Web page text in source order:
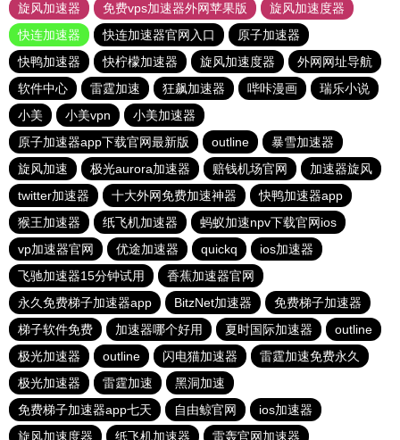
旋风加速器
免费vps加速器外网苹果版
旋风加速度器
快连加速器
快连加速器官网入口
原子加速器
快鸭加速器
快柠檬加速器 旋风加速度器
外网网址导航
软件中心
雷霆加速 狂飙加速器 哔咔漫画
瑞乐小说
小美
小美vpn
小美加速器
原子加速器app下载官网最新版
outline
暴雪加速器
旋风加速
极光aurora加速器 赔钱机场官网
加速器旋风
twitter加速器
十大外网免费加速神器
快鸭加速器app
猴王加速器
纸飞机加速器
蚂蚁加速npv下载官网ios
vp加速器官网
优途加速器 quickq
ios加速器
飞驰加速器15分钟试用
香蕉加速器官网
永久免费梯子加速器app
BitzNet加速器
免费梯子加速器
梯子软件免费
加速器哪个好用 夏时国际加速器
outline
极光加速器
outline 闪电猫加速器
雷霆加速免费永久
极光加速器
雷霆加速
黑洞加速
免费梯子加速器app七天
自由鲸官网
ios加速器
旋风加速度器
纸飞机加速器 雷轰官网加速器